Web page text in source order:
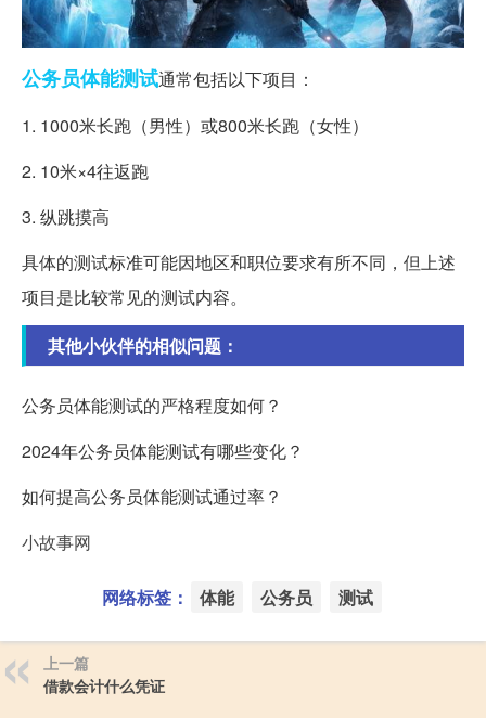
公务员体能测试通常包括以下项目：
1. 1000米长跑（男性）或800米长跑（女性）
2. 10米×4往返跑
3. 纵跳摸高
具体的测试标准可能因地区和职位要求有所不同，但上述
项目是比较常见的测试内容。
其他小伙伴的相似问题：
公务员体能测试的严格程度如何？
2024年公务员体能测试有哪些变化？
如何提高公务员体能测试通过率？
小故事网
网络标签： 体能 公务员 测试
上一篇
借款会计什么凭证